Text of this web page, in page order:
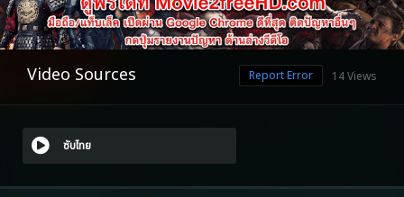
Video Sources 14 Views
Report Error
ซับไทย